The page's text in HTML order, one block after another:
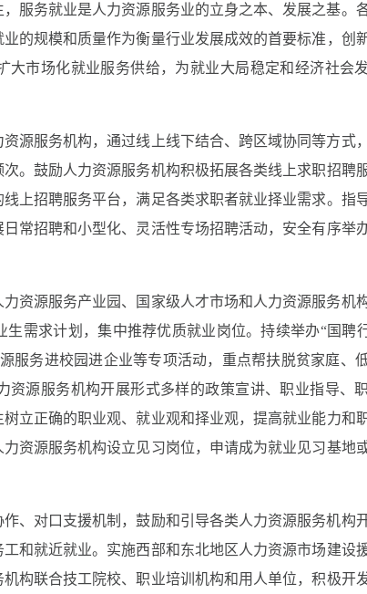
服务就业是人力资源服务业的立身之本、发展之基。
的规模和质量作为衡量行业发展成效的首要标准，创
市场化就业服务供给，为就业大局稳定和经济社会
源服务机构，通过线上线下结合、跨区域协同等方式
。鼓励人力资源服务机构积极拓展各类线上求职招聘服
上招聘服务平台，满足各类求职者就业择业需求。指
常招聘和小型化、灵活性专场招聘活动，安全有序举
资源服务产业园、国家级人才市场和人力资源服务机
需求计划，集中推荐优质就业岗位。持续举办“国聘
服务进校园进企业等专项活动，重点帮扶脱贫家庭、低
源服务机构开展形式多样的政策宣讲、职业指导、
立正确的职业观、就业观和择业观，提高就业能力和职
资源服务机构设立见习岗位，申请成为就业见习基地
、对口支援机制，鼓励和引导各类人力资源服务机构
和就近就业。实施西部和东北地区人力资源市场建设援
构联合技工院校、职业培训机构和用人单位，积极开